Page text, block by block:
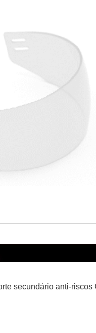
secundário anti-